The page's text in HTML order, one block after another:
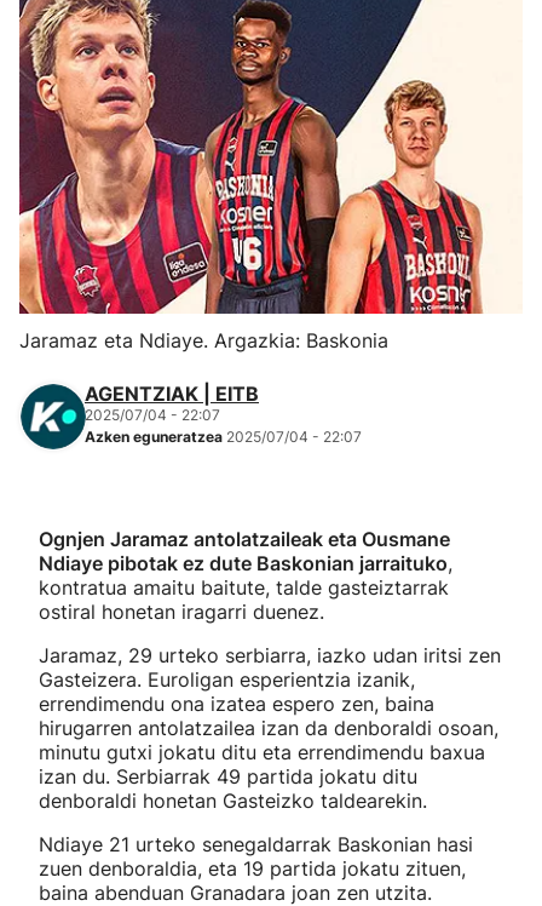
Herri-kirolak
Eskubaloia
Kirolak 360
Atletismoa
Mendi-lasterketak
"Helmuga"
Jaramaz eta Ndiaye. Argazkia: Baskonia
AGENTZIAK | EITB
2025/07/04 - 22:07
Azken eguneratzea 2025/07/04 - 22:07
Ognjen Jaramaz antolatzaileak eta Ousmane
Ndiaye pibotak ez dute Baskonian jarraituko,
kontratua amaitu baitute, talde gasteiztarrak
ostiral honetan iragarri duenez.
Jaramaz, 29 urteko serbiarra, iazko udan iritsi zen
Gasteizera. Euroligan esperientzia izanik,
errendimendu ona izatea espero zen, baina
hirugarren antolatzailea izan da denboraldi osoan,
minutu gutxi jokatu ditu eta errendimendu baxua
izan du. Serbiarrak 49 partida jokatu ditu
denboraldi honetan Gasteizko taldearekin.
Ndiaye 21 urteko senegaldarrak Baskonian hasi
zuen denboraldia, eta 19 partida jokatu zituen,
baina abenduan Granadara joan zen utzita.